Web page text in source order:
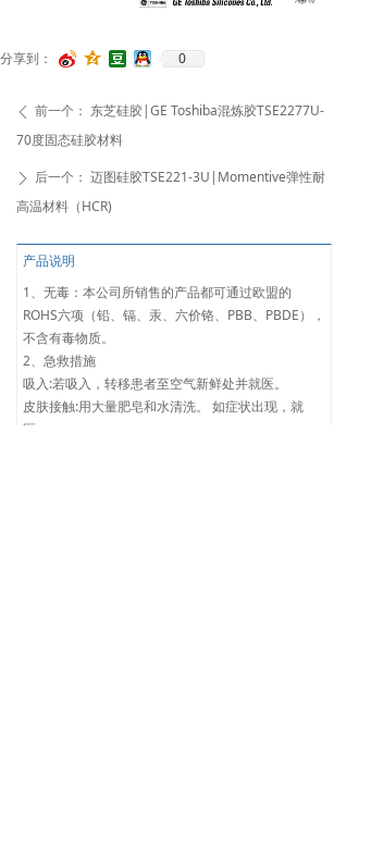
产品说明
1、无毒：本公司所销售的产品都可通过欧盟的
ROHS六项（铅、镉、汞、六价铬、PBB、PBDE），
不含有毒物质。
2、急救措施
吸入:若吸入，转移患者至空气新鲜处并就医。
皮肤接触:用大量肥皂和水清洗。 如症状出现，就
医。
ꄴ 前一个： 东芝硅胶|GE Toshiba混炼胶TSE2277U-
70度固态硅胶材料
ꄲ 后一个： 迈图硅胶TSE221-3U|Momentive弹性耐
高温材料（HCR)
分享到： 0